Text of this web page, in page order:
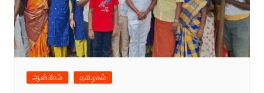
ஆன்மீகம் தமிழகம்